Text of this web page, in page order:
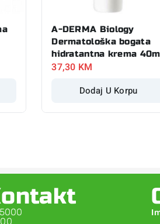
A-DERMA Biology
Dermatološka bogata
hidratantna krema
37,30 KM
Dodaj U Korpu